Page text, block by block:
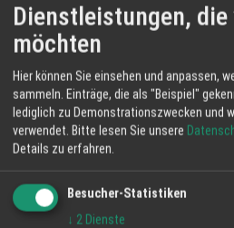
KONTAKT INFORMATIONEN
HappyTime24 Services - Freiburg
Lindenweg 23
61231 Bad Nauheim
Telefon: 06032 80100
Dienstleistungen,
möchten
Hier können Sie einsehen und anpassen,
sammeln. Einträge, die als "Beispiel"
lediglich zu Demonstrationszwecken und
verwendet. Bitte lesen Sie unsere
Details zu erfahren.
Besucher-Statistiken
↓ 2 Dienste